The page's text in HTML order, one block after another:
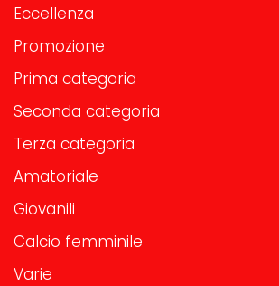
Eccellenza
Promozione
Prima categoria
Seconda categoria
Terza categoria
Amatoriale
Giovanili
Calcio femminile
Varie